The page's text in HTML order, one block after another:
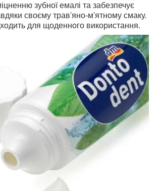
зубної емалі та забезпечує
своєму трав'яно-м'ятному смаку.
для щоденного використання.